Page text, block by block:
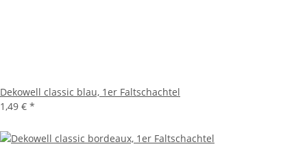
Dekowell classic blau, 1er Faltschachtel
1,49 € *